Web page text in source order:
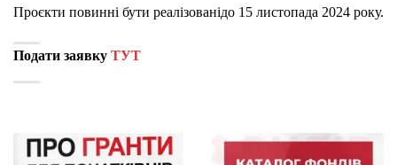
Проєкти повинні бути реалізованідо 15 листопада 2024 року.
Подати заявку ТУТ